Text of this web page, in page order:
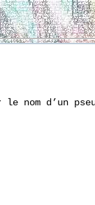
le nom d’un